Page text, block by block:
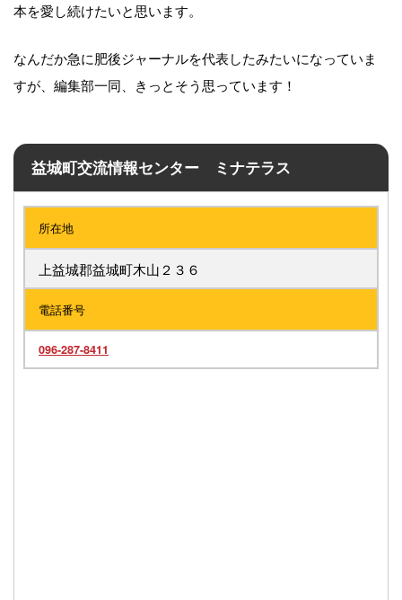
本を愛し続けたいと思います。
なんだか急に肥後ジャーナルを代表したみたいになっていま
すが、編集部一同、きっとそう思っています！
益城町交流情報センター ミナテラス
所在地
上益城郡益城町木山２３６
電話番号
096-287-8411